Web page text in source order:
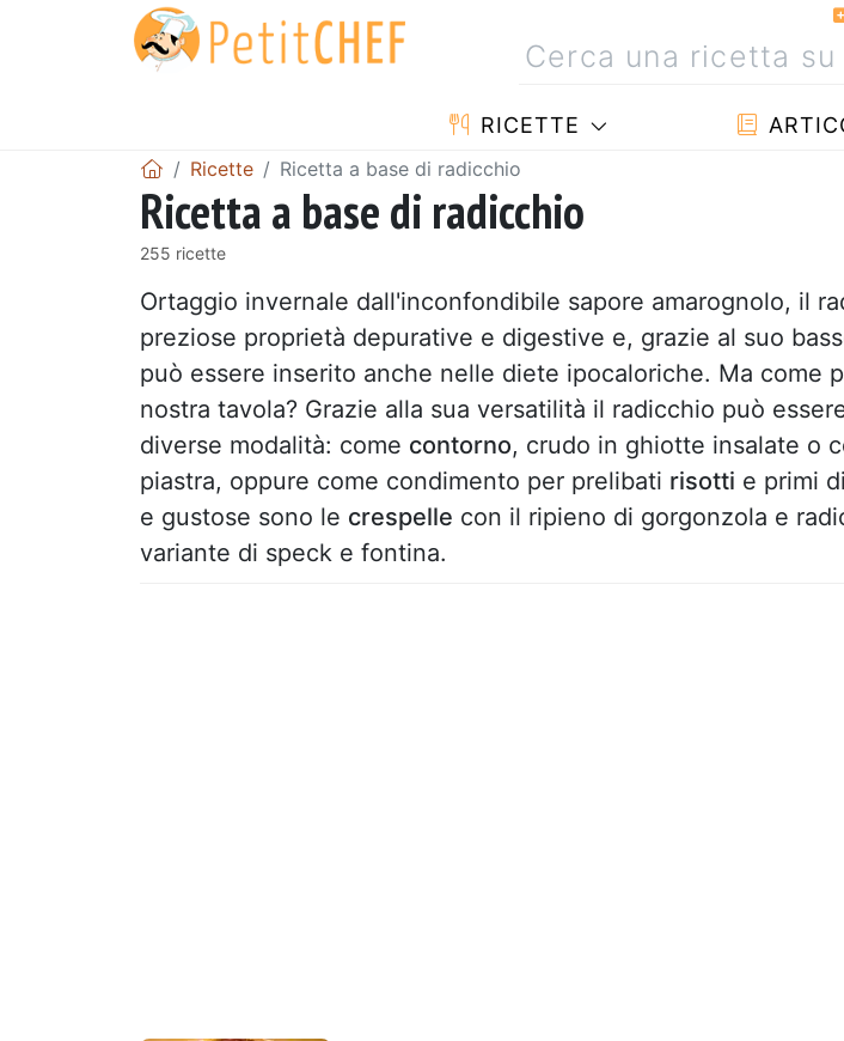
RICETTE
Ricette Ricetta a base di radicchio
Ricetta a base di radicchio
255 ricette
Ortaggio invernale dall'inconfondibile sapore amarognolo, il
preziose proprietà depurative e digestive e, grazie al suo
può essere inserito anche nelle diete ipocaloriche. Ma come
nostra tavola? Grazie alla sua versatilità il radicchio può
diverse modalità: come contorno, crudo in ghiotte insalate o
piastra, oppure come condimento per prelibati risotti e primi
e gustose sono le crespelle con il ripieno di gorgonzola e
variante di speck e fontina.